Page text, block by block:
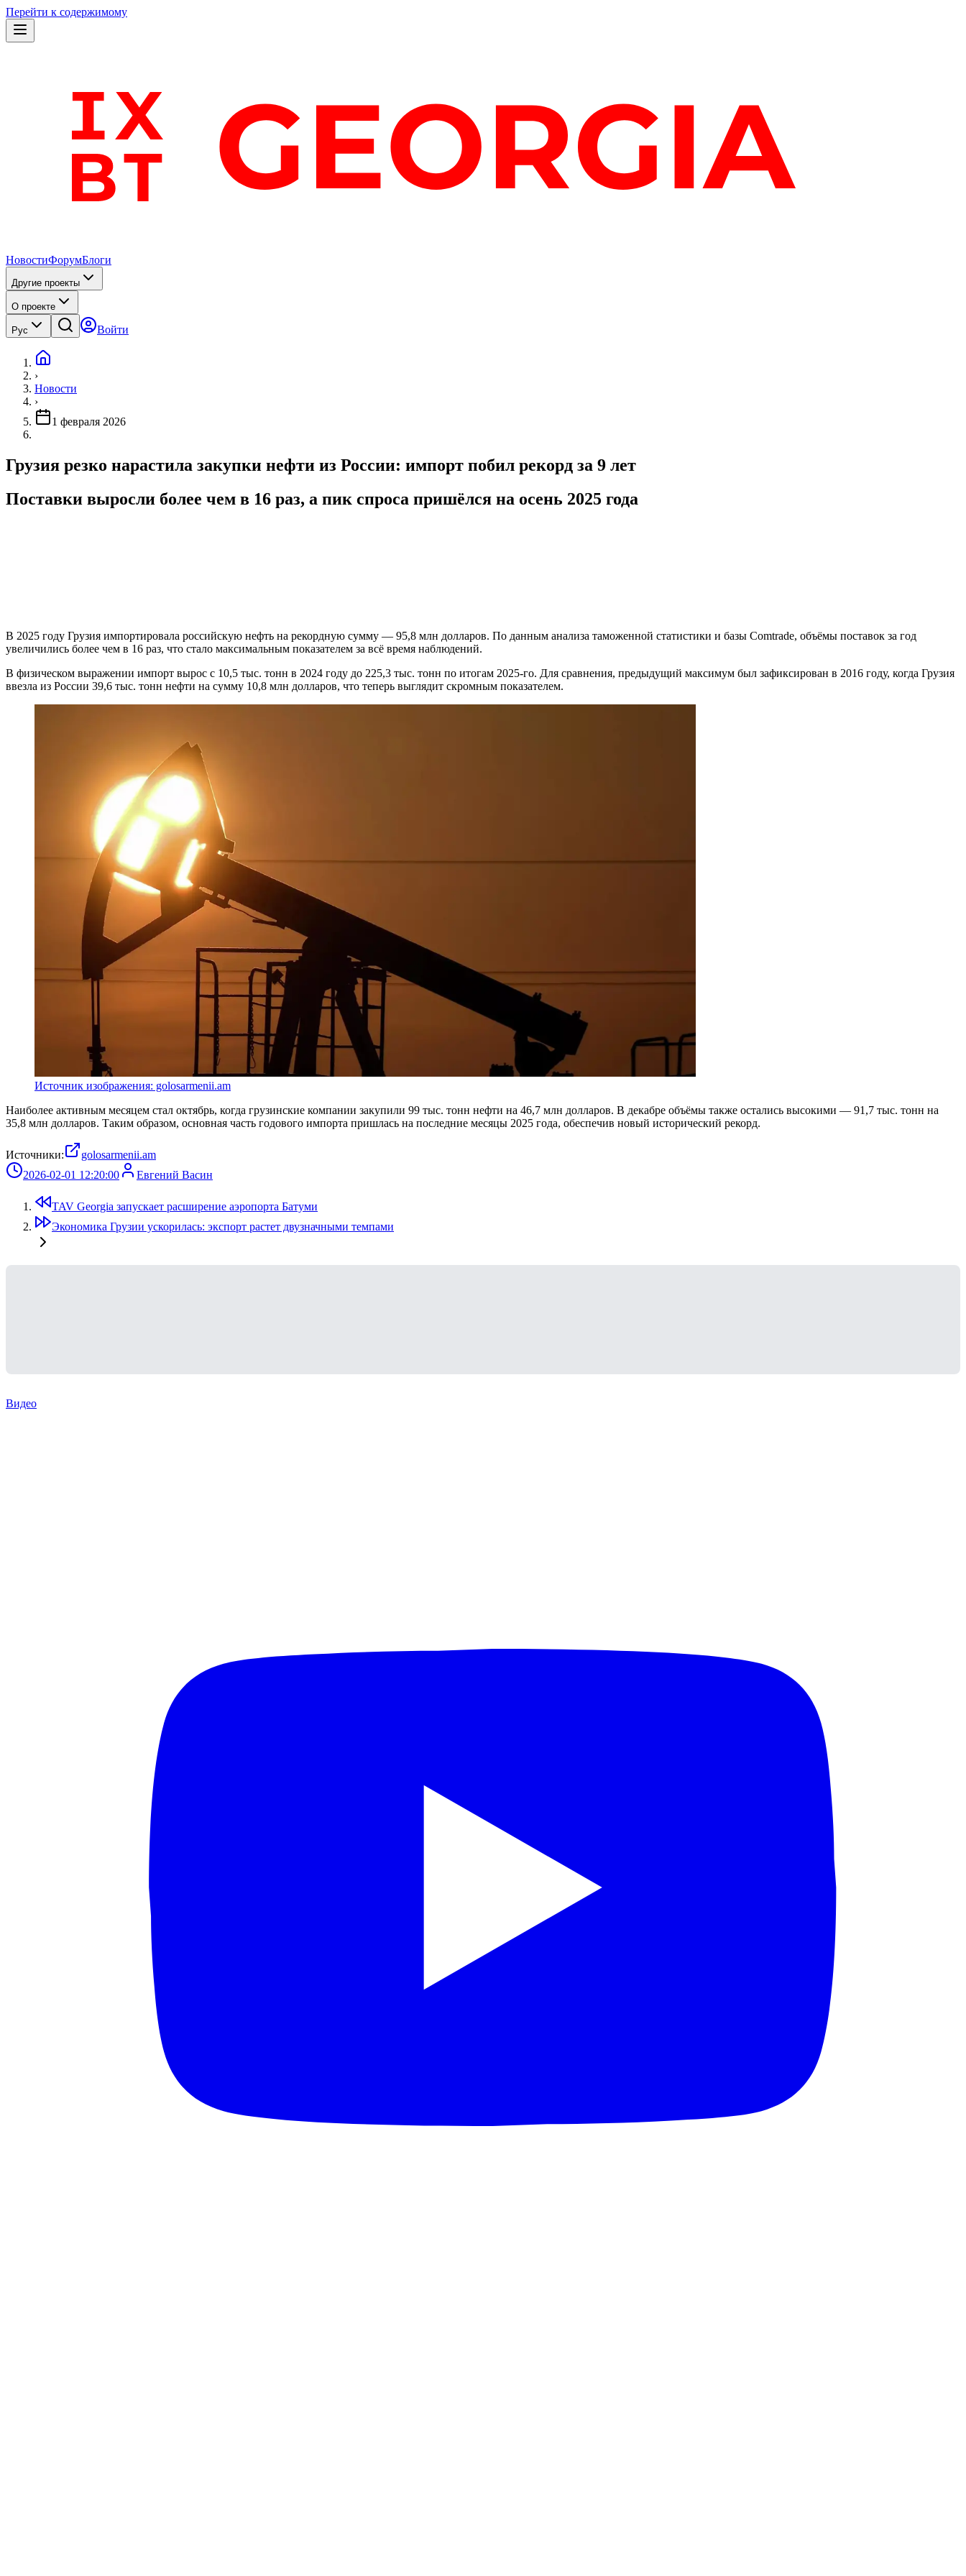
Перейти к содержимому
НовостиФорумБлоги
Другие проекты
О проекте
Рус Войти
›
Новости
›
1 февраля 2026
Грузия резко нарастила закупки нефти из России: импорт побил рекорд за 9 лет
Поставки выросли более чем в 16 раз, а пик спроса пришёлся на осень 2025 года
В 2025 году Грузия импортировала российскую нефть на рекордную сумму — 95,8 млн долларов. По данным анализа таможенной статистики и базы Comtrade, объёмы поставок за год
увеличились более чем в 16 раз, что стало максимальным показателем за всё время наблюдений.
В физическом выражении импорт вырос с 10,5 тыс. тонн в 2024 году до 225,3 тыс. тонн по итогам 2025-го. Для сравнения, предыдущий максимум был зафиксирован в 2016 году, когда Грузия
ввезла из России 39,6 тыс. тонн нефти на сумму 10,8 млн долларов, что теперь выглядит скромным показателем.
Источник изображения: golosarmenii.am
Наиболее активным месяцем стал октябрь, когда грузинские компании закупили 99 тыс. тонн нефти на 46,7 млн долларов. В декабре объёмы также остались высокими — 91,7 тыс. тонн на
35,8 млн долларов. Таким образом, основная часть годового импорта пришлась на последние месяцы 2025 года, обеспечив новый исторический рекорд.
Источники:
golosarmenii.am
2026-02-01 12:20:00
Евгений Васин
TAV Georgia запускает расширение аэропорта Батуми
Экономика Грузии ускорилась: экспорт растет двузначными темпами
Видео